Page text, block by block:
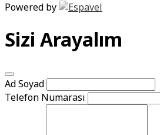
Powered by
Sizi Arayalım
Ad Soyad
Telefon Numarası